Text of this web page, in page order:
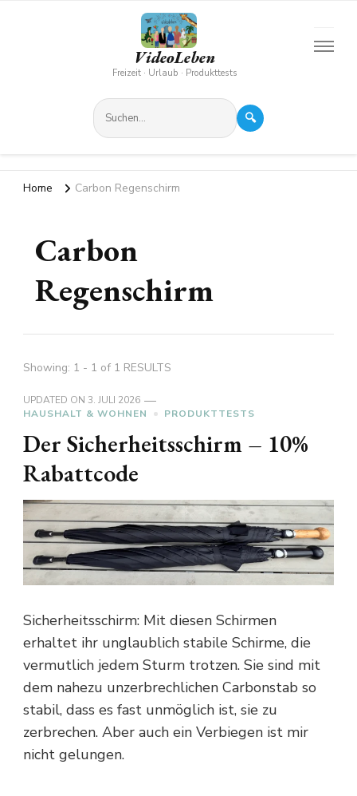
VideoLeben
Freizeit · Urlaub · Produkttests
🔍
Home Carbon Regenschirm
Carbon
Regenschirm
Showing: 1 - 1 of 1 RESULTS
UPDATED ON 3. JULI 2026
HAUSHALT & WOHNEN
PRODUKTTESTS
Der Sicherheitsschirm – 10%
Rabattcode
Sicherheitsschirm: Mit diesen Schirmen
erhaltet ihr unglaublich stabile Schirme, die
vermutlich jedem Sturm trotzen. Sie sind mit
dem nahezu unzerbrechlichen Carbonstab so
stabil, dass es fast unmöglich ist, sie zu
zerbrechen. Aber auch ein Verbiegen ist mir
nicht gelungen.